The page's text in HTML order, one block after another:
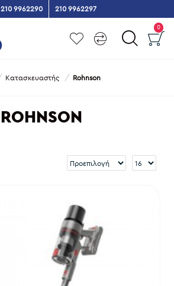
210 9962290 210 9962297
0
Κατασκευαστής Rohnson
ROHNSON